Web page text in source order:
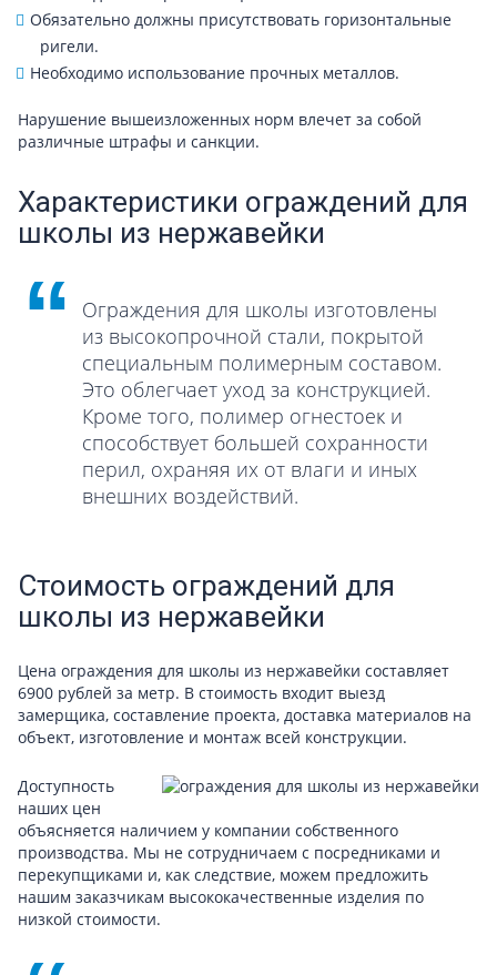
Обязательно должны присутствовать горизонтальные
ригели.
Необходимо использование прочных металлов.
Нарушение вышеизложенных норм влечет за собой
различные штрафы и санкции.
Характеристики ограждений для
школы из нержавейки
Ограждения для школы изготовлены
из высокопрочной стали, покрытой
специальным полимерным составом.
Это облегчает уход за конструкцией.
Кроме того, полимер огнестоек и
способствует большей сохранности
перил, охраняя их от влаги и иных
внешних воздействий.
Стоимость ограждений для
школы из нержавейки
Цена ограждения для школы из нержавейки составляет
6900 рублей за метр. В стоимость входит выезд
замерщика, составление проекта, доставка материалов на
объект, изготовление и монтаж всей конструкции.
Доступность
наших цен
объясняется наличием у компании собственного
производства. Мы не сотрудничаем с посредниками и
перекупщиками и, как следствие, можем предложить
нашим заказчикам высококачественные изделия по
низкой стоимости.